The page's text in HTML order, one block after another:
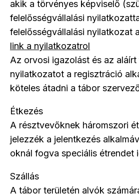
akik a törvényes képviselő
felelősségvállalási
felelősségvállalási nyilatkozat
link a nyilatkozatrol
Az orvosi igazolást és az
nyilatkozatot a regisztráció
köteles átadni a tábor
Étkezés
A résztvevőknek háromszori
jelezzék a jelentkezés
oknál fogva speciális étrendet
Szállás
A tábor területén alvók